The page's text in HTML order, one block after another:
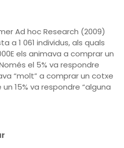
Ad hoc Research (2009)
a 1 061 individus, als quals
els animava a comprar un
el 5% va respondre
“molt” a comprar un cotxe
15% va respondre “alguna